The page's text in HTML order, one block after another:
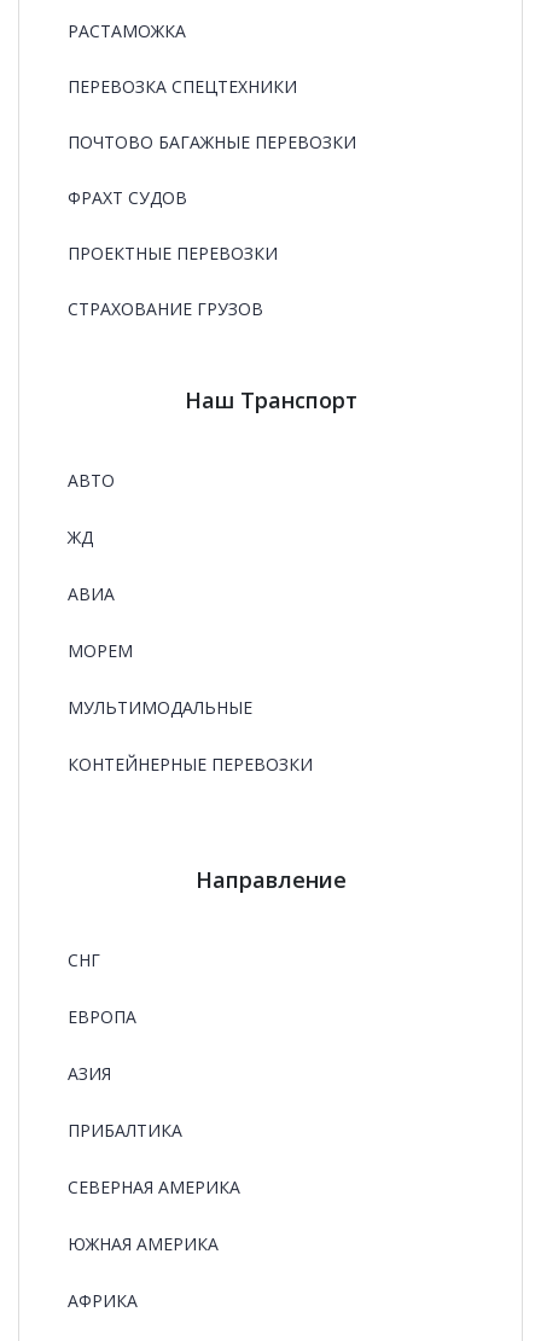
РАСТАМОЖКА
ПЕРЕВОЗКА СПЕЦТЕХНИКИ
ПОЧТОВО БАГАЖНЫЕ ПЕРЕВОЗКИ
ФРАХТ СУДОВ
ПРОЕКТНЫЕ ПЕРЕВОЗКИ
СТРАХОВАНИЕ ГРУЗОВ
Наш Транспорт
АВТО
ЖД
АВИА
МОРЕМ
МУЛЬТИМОДАЛЬНЫЕ
КОНТЕЙНЕРНЫЕ ПЕРЕВОЗКИ
Направление
СНГ
ЕВРОПА
АЗИЯ
ПРИБАЛТИКА
СЕВЕРНАЯ АМЕРИКА
ЮЖНАЯ АМЕРИКА
АФРИКА